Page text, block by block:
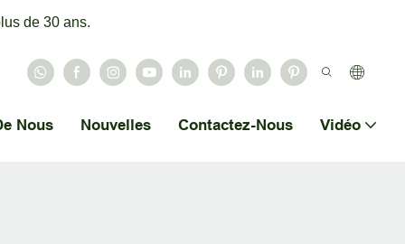
de 30 ans.
Nous Nouvelles Contactez-Nous Vidéo